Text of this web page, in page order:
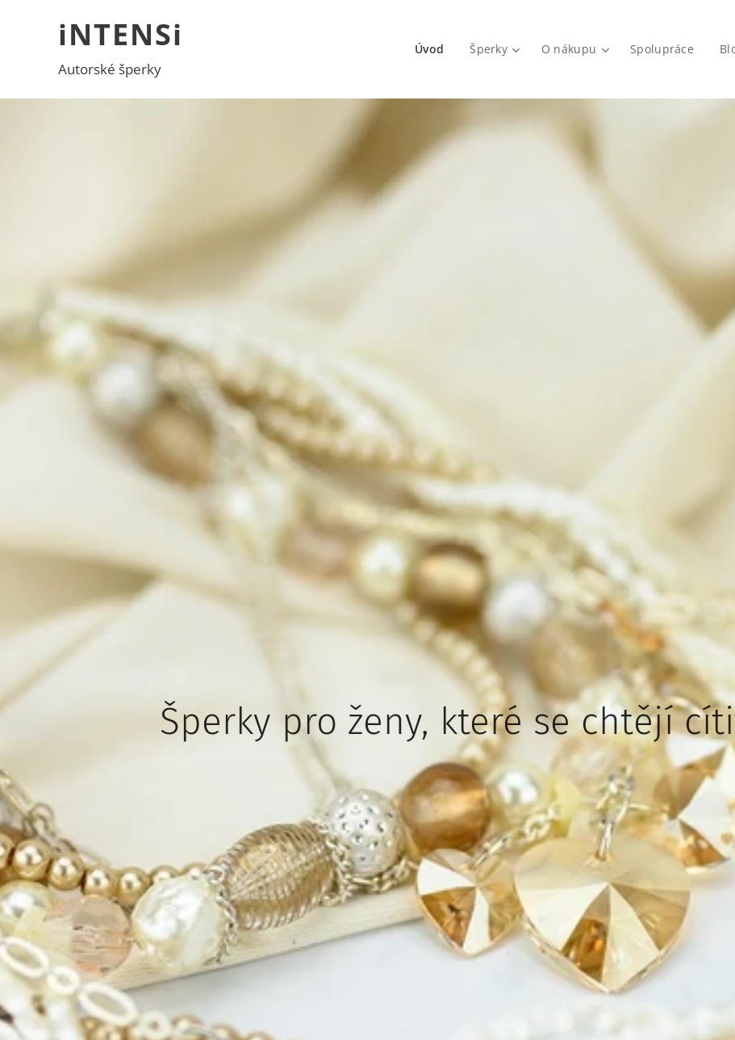
iNTENSi
Autorské šperky
Úvod Šperky O nákupu Spolupráce
Šperky pro ženy, které se chtějí